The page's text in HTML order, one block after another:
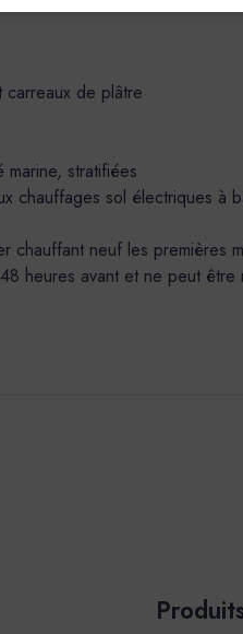
de plâtre
stratifiées
chauffages sol électriques à
neuf les premières
heures avant et ne peut être